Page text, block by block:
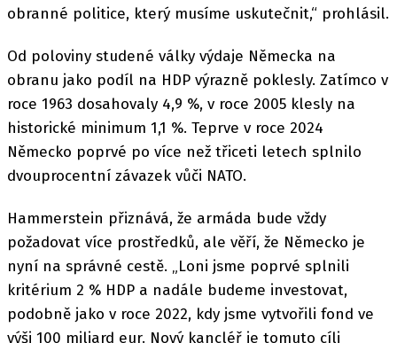
obranné politice, který musíme uskutečnit,“ prohlásil.
Od poloviny studené války výdaje Německa na
obranu jako podíl na HDP výrazně poklesly. Zatímco v
roce 1963 dosahovaly 4,9 %, v roce 2005 klesly na
historické minimum 1,1 %. Teprve v roce 2024
Německo poprvé po více než třiceti letech splnilo
dvouprocentní závazek vůči NATO.
Hammerstein přiznává, že armáda bude vždy
požadovat více prostředků, ale věří, že Německo je
nyní na správné cestě. „Loni jsme poprvé splnili
kritérium 2 % HDP a nadále budeme investovat,
podobně jako v roce 2022, kdy jsme vytvořili fond ve
výši 100 miliard eur. Nový kancléř je tomuto cíli